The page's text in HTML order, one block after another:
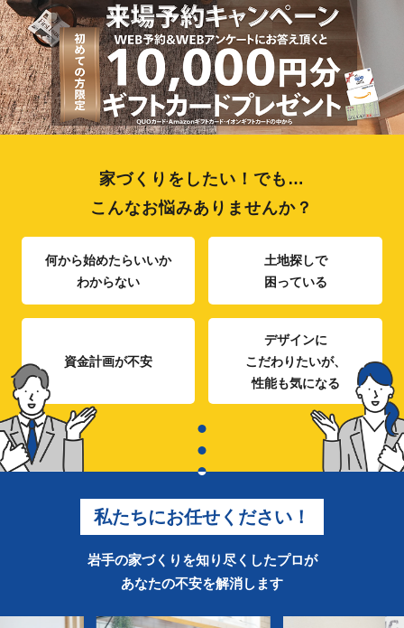
家づくりをしたい！でも…
こんなお悩みありませんか？
何から始めたらいいか
わからない
土地探しで
困っている
資金計画が不安
デザインに
こだわりたいが、
性能も気になる
私たちにお任せください！
岩手の家づくりを知り尽くしたプロが
あなたの不安を解消します